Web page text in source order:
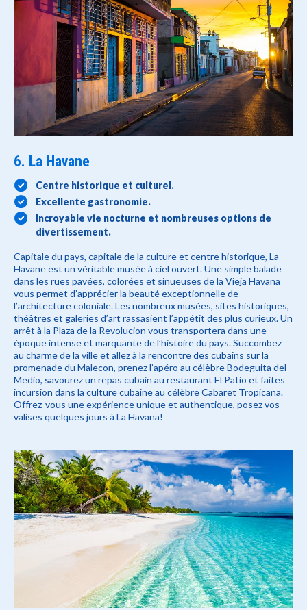
6. La Havane
Centre historique et culturel.
Excellente gastronomie.
Incroyable vie nocturne et nombreuses options de
divertissement.
Capitale du pays, capitale de la culture et centre historique, La
Havane est un véritable musée à ciel ouvert. Une simple balade
dans les rues pavées, colorées et sinueuses de la Vieja Havana
vous permet d’apprécier la beauté exceptionnelle de
l’architecture coloniale. Les nombreux musées, sites historiques,
théâtres et galeries d’art rassasient l’appétit des plus curieux. Un
arrêt à la Plaza de la Revolucion vous transportera dans une
époque intense et marquante de l’histoire du pays. Succombez
au charme de la ville et allez à la rencontre des cubains sur la
promenade du Malecon, prenez l’apéro au célèbre Bodeguita del
Medio, savourez un repas cubain au restaurant El Patio et faites
incursion dans la culture cubaine au célèbre Cabaret Tropicana.
Offrez-vous une expérience unique et authentique, posez vos
valises quelques jours à La Havana!